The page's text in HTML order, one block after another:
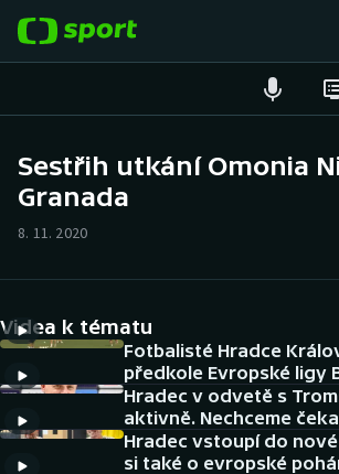
Hokej
Cyklistika
DALŠÍ SPORTY
Americký fotbal
NEPŘEHLÉDNĚTE
Sestřih utkání Omonia
Granada
8. 11. 2020
Videa k tématu
Fotbalisté Hradce
předkole Evropské ligy
Hradec v odvetě s
aktivně. Nechceme
Hradec vstoupí do
si také o evropské